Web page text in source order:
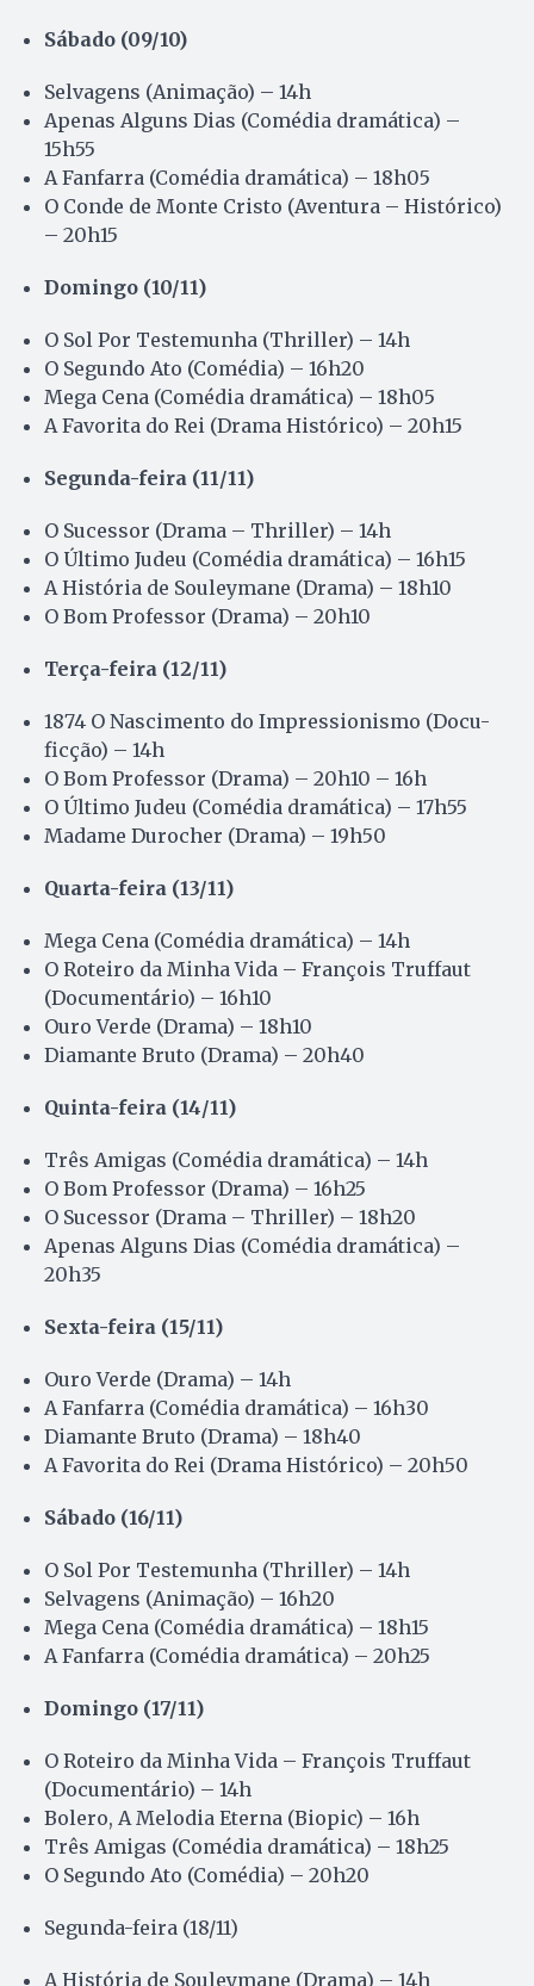
Sábado (09/10)
Selvagens (Animação) – 14h
Apenas Alguns Dias (Comédia dramática) –
15h55
A Fanfarra (Comédia dramática) – 18h05
O Conde de Monte Cristo (Aventura – Histórico)
– 20h15
Domingo (10/11)
O Sol Por Testemunha (Thriller) – 14h
O Segundo Ato (Comédia) – 16h20
Mega Cena (Comédia dramática) – 18h05
A Favorita do Rei (Drama Histórico) – 20h15
Segunda-feira (11/11)
O Sucessor (Drama – Thriller) – 14h
O Último Judeu (Comédia dramática) – 16h15
A História de Souleymane (Drama) – 18h10
O Bom Professor (Drama) – 20h10
Terça-feira (12/11)
1874 O Nascimento do Impressionismo (Docu-
ficção) – 14h
O Bom Professor (Drama) – 20h10 – 16h
O Último Judeu (Comédia dramática) – 17h55
Madame Durocher (Drama) – 19h50
Quarta-feira (13/11)
Mega Cena (Comédia dramática) – 14h
O Roteiro da Minha Vida – François Truffaut
(Documentário) – 16h10
Ouro Verde (Drama) – 18h10
Diamante Bruto (Drama) – 20h40
Quinta-feira (14/11)
Três Amigas (Comédia dramática) – 14h
O Bom Professor (Drama) – 16h25
O Sucessor (Drama – Thriller) – 18h20
Apenas Alguns Dias (Comédia dramática) –
20h35
Sexta-feira (15/11)
Ouro Verde (Drama) – 14h
A Fanfarra (Comédia dramática) – 16h30
Diamante Bruto (Drama) – 18h40
A Favorita do Rei (Drama Histórico) – 20h50
Sábado (16/11)
O Sol Por Testemunha (Thriller) – 14h
Selvagens (Animação) – 16h20
Mega Cena (Comédia dramática) – 18h15
A Fanfarra (Comédia dramática) – 20h25
Domingo (17/11)
O Roteiro da Minha Vida – François Truffaut
(Documentário) – 14h
Bolero, A Melodia Eterna (Biopic) – 16h
Três Amigas (Comédia dramática) – 18h25
O Segundo Ato (Comédia) – 20h20
Segunda-feira (18/11)
A História de Souleymane (Drama) – 14h